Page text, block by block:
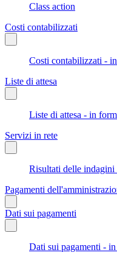
Class action
Costi contabilizzati
Costi contabilizzati -
Liste di attesa
Liste di attesa - in
Servizi in rete
Risultati delle indagini
Pagamenti
Dati sui pagamenti
Dati sui pagamenti -